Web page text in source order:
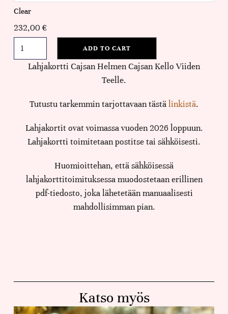
Clear
232,00€
ADD TO CART
Lahjakortti Cajsan Helmen Cajsan Kello Viiden
Teelle.
Tutustu tarkemmin tarjottavaan tästälinkistä.
Lahjakortit ovat voimassa vuoden 2026 loppuun.
Lahjakortti toimitetaan postitse tai sähköisesti.
Huomioittehan, että sähköisessä
lahjakorttitoimituksessa muodostetaan erillinen
pdf-tiedosto, joka lähetetään manuaalisesti
mahdollisimman pian.
Katso myös